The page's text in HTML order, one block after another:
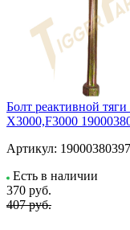
Болт реактивной
X3000,F3000
Артикул:
Есть в наличии
370 руб.
407 руб.